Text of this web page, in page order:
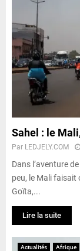
Sahel : le
Par LEDJELY.COM
Dans l’aventure
peu, le Mali faisait
Goïta,...
Lire la suite
Actualités Afrique